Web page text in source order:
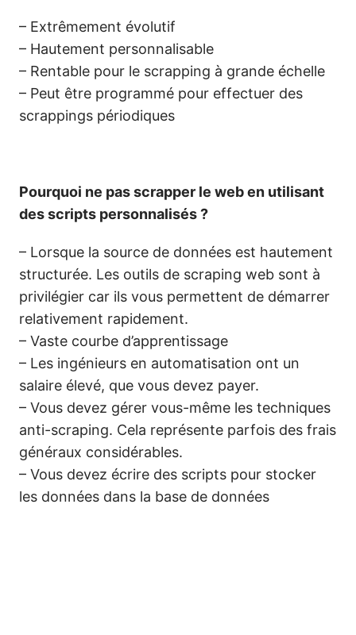
– Extrêmement évolutif
– Hautement personnalisable
– Rentable pour le scrapping à grande échelle
– Peut être programmé pour effectuer des
scrappings périodiques
Pourquoi ne pas scrapper le web en utilisant
des scripts personnalisés ?
– Lorsque la source de données est hautement
structurée. Les outils de scraping web sont à
privilégier car ils vous permettent de démarrer
relativement rapidement.
– Vaste courbe d’apprentissage
– Les ingénieurs en automatisation ont un
salaire élevé, que vous devez payer.
– Vous devez gérer vous-même les techniques
anti-scraping. Cela représente parfois des frais
généraux considérables.
– Vous devez écrire des scripts pour stocker
les données dans la base de données